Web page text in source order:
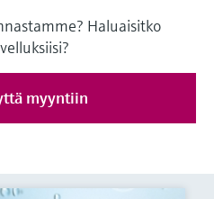
Haluaisitko
myyntiin